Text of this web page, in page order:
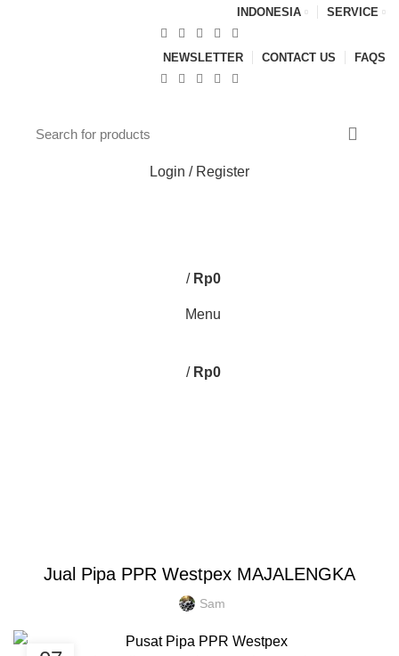
INDONESIA SERVICE
NEWSLETTER CONTACT US FAQS
Login / Register
/ Rp0
Menu
/ Rp0
Jual Pipa PPR Westpex MAJALENGKA
Sam